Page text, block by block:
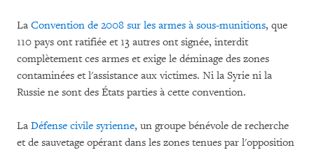
La Convention de 2008 sur les armes à sous-munitions, que
110 pays ont ratifiée et 13 autres ont signée, interdit
complètement ces armes et exige le déminage des zones
contaminées et l'assistance aux victimes. Ni la Syrie ni la
Russie ne sont des États parties à cette convention.
La Défense civile syrienne, un groupe bénévole de recherche
et de sauvetage opérant dans les zones tenues par l'opposition